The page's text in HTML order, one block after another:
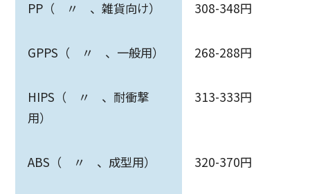
PP（ 〃 、雑貨向け） 308-348円
GPPS（ 〃 、一般用） 268-288円
HIPS（ 〃 、耐衝撃
用）
313-333円
ABS（ 〃 、成型用） 320-370円